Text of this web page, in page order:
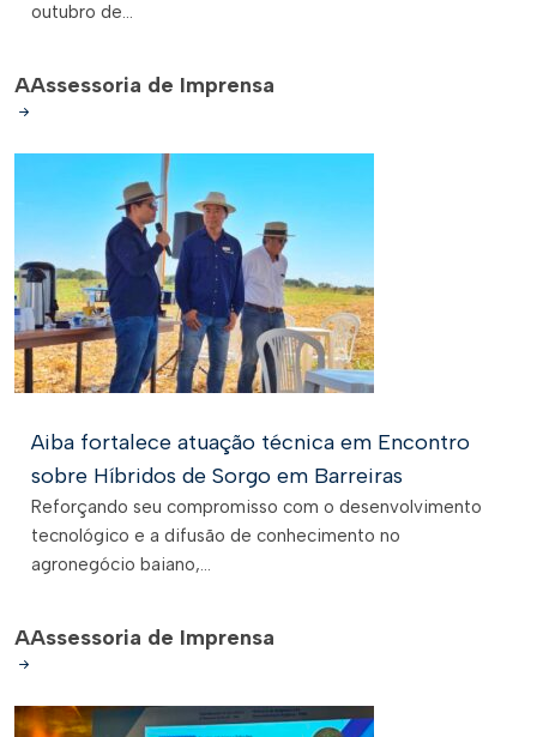
outubro de...
AAssessoria de Imprensa
Aiba fortalece atuação técnica em Encontro
sobre Híbridos de Sorgo em Barreiras
Reforçando seu compromisso com o desenvolvimento
tecnológico e a difusão de conhecimento no
agronegócio baiano,...
AAssessoria de Imprensa